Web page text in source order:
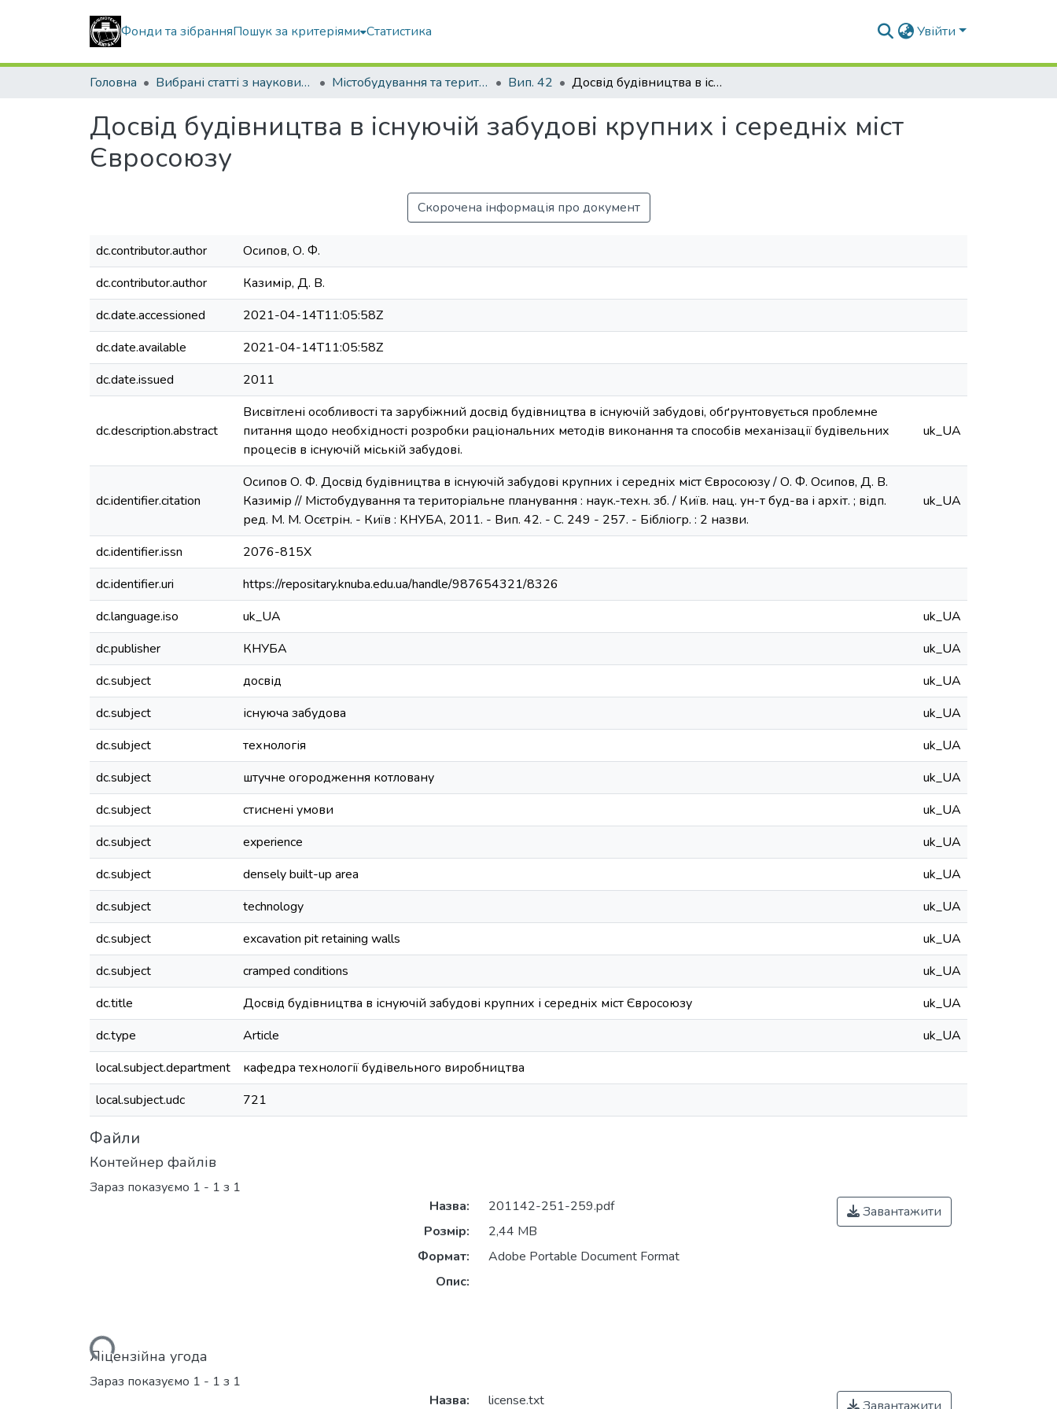
Фонди та зібранняПошук за критеріями Статистика Увійти
Головна Вибрані статті з наукових збірників КНУБА Містобудування та територіальне планування Вип. 42 Досвід будівництва в існуючій забудові крупних і середніх міст Євросоюзу
Досвід будівництва в існуючій забудові крупних і середніх міст
Євросоюзу
Скорочена інформація про документ
dc.contributor.author
Осипов, О. Ф.
dc.contributor.author
Казимір, Д. В.
dc.date.accessioned
2021-04-14T11:05:58Z
dc.date.available
2021-04-14T11:05:58Z
dc.date.issued
2011
dc.description.abstract
Висвітлені особливості та зарубіжний досвід будівництва в існуючій забудові, обґрунтовується проблемне
питання щодо необхідності розробки раціональних методів виконання та способів механізації будівельних
процесів в існуючій міській забудові.
uk_UA
dc.identifier.citation
Осипов О. Ф. Досвід будівництва в існуючій забудові крупних і середніх міст Євросоюзу / О. Ф. Осипов, Д. В.
Казимір // Містобудування та територіальне планування : наук.-техн. зб. / Київ. нац. ун-т буд-ва і архіт. ; відп.
ред. М. М. Осєтрін. - Київ : КНУБА, 2011. - Вип. 42. - С. 249 - 257. - Бібліогр. : 2 назви.
uk_UA
dc.identifier.issn
2076-815Х
dc.identifier.uri
https://repositary.knuba.edu.ua/handle/987654321/8326
dc.language.iso
uk_UA
uk_UA
dc.publisher
КНУБА
uk_UA
dc.subject
досвід
uk_UA
dc.subject
існуюча забудова
uk_UA
dc.subject
технологія
uk_UA
dc.subject
штучне огородження котловану
uk_UA
dc.subject
стиснені умови
uk_UA
dc.subject
experience
uk_UA
dc.subject
densely built-up area
uk_UA
dc.subject
technology
uk_UA
dc.subject
excavation pit retaining walls
uk_UA
dc.subject
cramped conditions
uk_UA
dc.title
Досвід будівництва в існуючій забудові крупних і середніх міст Євросоюзу
uk_UA
dc.type
Article
uk_UA
local.subject.department
кафедра технології будівельного виробництва
local.subject.udc
721
Файли
Контейнер файлів
Зараз показуємо 1 - 1 з 1
Вантажиться...
Назва:
201142-251-259.pdf
Розмір:
2,44 MB
Формат:
Adobe Portable Document Format
Опис:
Завантажити
Ліцензійна угода
Зараз показуємо 1 - 1 з 1
Назва:
license.txt